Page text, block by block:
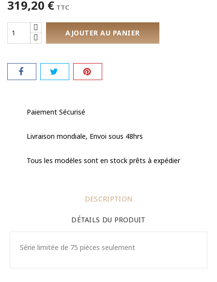
319,20 € TTC
AJOUTER AU PANIER
Paiement Sécurisé
Livraison mondiale, Envoi sous 48hrs
Tous les modèles sont en stock prêts à expédier
DESCRIPTION
DÉTAILS DU PRODUIT
Série limitée de 75 pièces seulement